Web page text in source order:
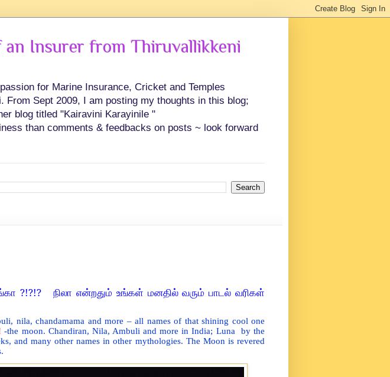
an Insurer from Thiruvallikkeni
for Marine Insurance, Cricket and Temples
Sept 2009, I am posting my thoughts in this blog;
blog titled "Kairavini Karayinile "
than comments & feedbacks on posts ~ look forward
?!?!?
நிலா என்றதும் உங்கள் மனதில் வரும் பாடல் வரிகள்
nila, chandamama and more – all names of that shining cool one
-the moon. Chandiran, Nila, Ambuli and more in India; Luna by the
and many other names in other mythologies. The Moon is revered